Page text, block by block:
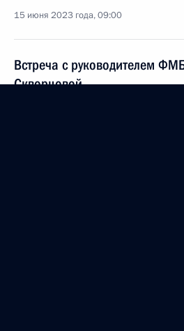
15 июня 2023 года, 09:00
Встреча с руководителем
Скворцовой